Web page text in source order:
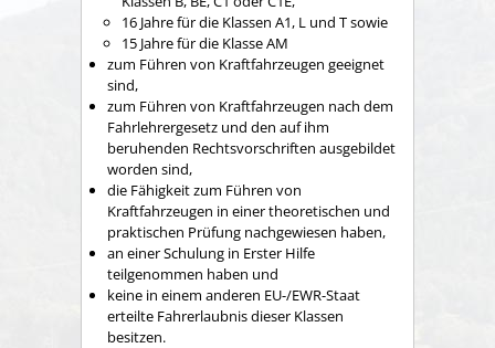
16 Jahre für die Klassen A1, L und T sowie
15 Jahre für die Klasse AM
zum Führen von Kraftfahrzeugen geeignet
sind,
zum Führen von Kraftfahrzeugen nach dem
Fahrlehrergesetz und den auf ihm
beruhenden Rechtsvorschriften ausgebildet
worden sind,
die Fähigkeit zum Führen von
Kraftfahrzeugen in einer theoretischen und
praktischen Prüfung nachgewiesen haben,
an einer Schulung in Erster Hilfe
teilgenommen haben und
keine in einem anderen EU-/EWR-Staat
erteilte Fahrerlaubnis dieser Klassen
besitzen.